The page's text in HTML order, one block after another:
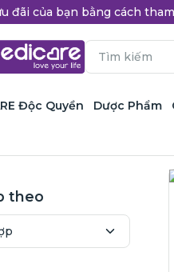
đãi của bạn bằng cách
Độc Quyền Dược Phẩm
theo